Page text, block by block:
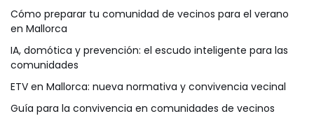
Cómo preparar tu comunidad de vecinos para el verano
en Mallorca
IA, domótica y prevención: el escudo inteligente para las
comunidades
ETV en Mallorca: nueva normativa y convivencia vecinal
Guía para la convivencia en comunidades de vecinos